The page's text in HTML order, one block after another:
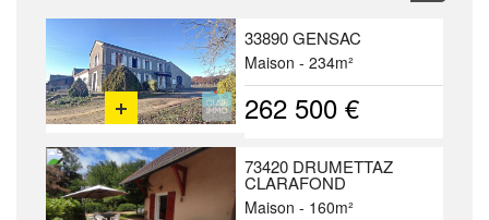
33890 GENSAC
Maison - 234m²
262 500 €
73420 DRUMETTAZ
CLARAFOND
Maison - 160m²